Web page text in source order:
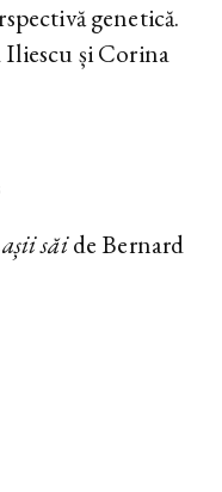
genetică.
și Corina
săide Bernard